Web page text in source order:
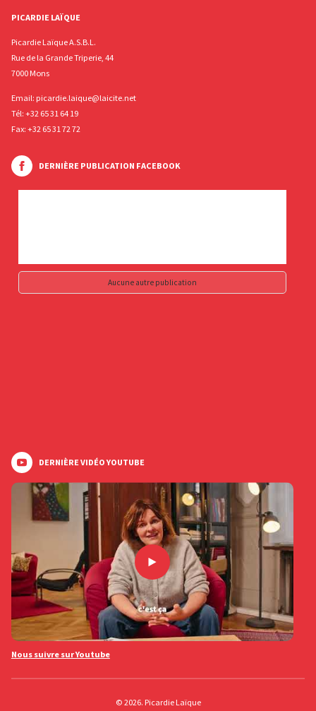
PICARDIE LAÏQUE
Picardie Laïque A.S.B.L.
Rue de la Grande Triperie, 44
7000 Mons
Email: picardie.laique@laicite.net
Tél: +32 65 31 64 19
Fax: +32 65 31 72 72
DERNIÈRE PUBLICATION FACEBOOK
Aucune autre publication
DERNIÈRE VIDÉO YOUTUBE
Nous suivre sur Youtube
© 2026. Picardie Laïque